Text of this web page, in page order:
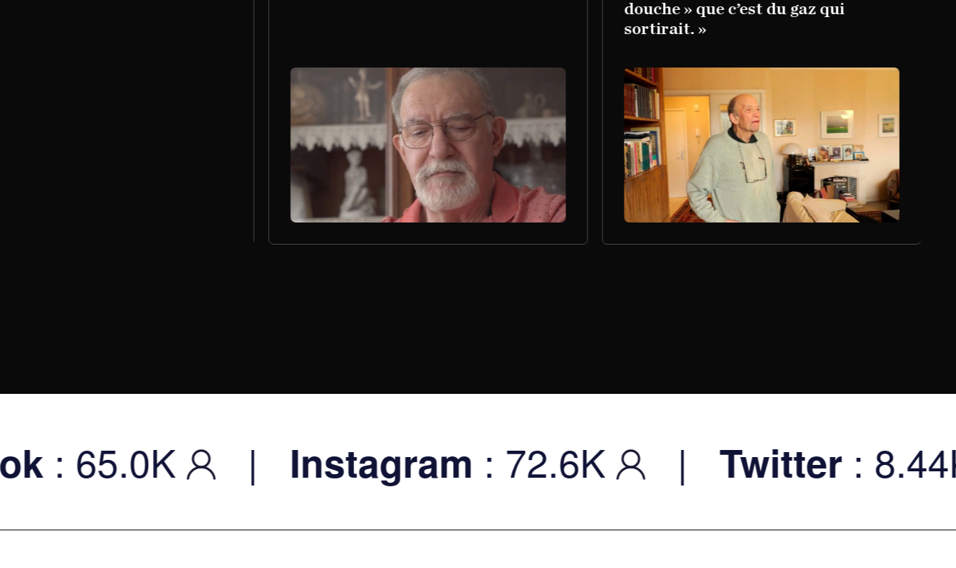
douche » que c’est du gaz qui
sortirait. »
|Instagram: 72.6K |Twitter : 8.44K